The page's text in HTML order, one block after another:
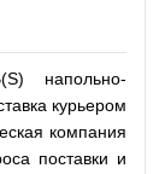
напольно-
курьером
компания
поставки и